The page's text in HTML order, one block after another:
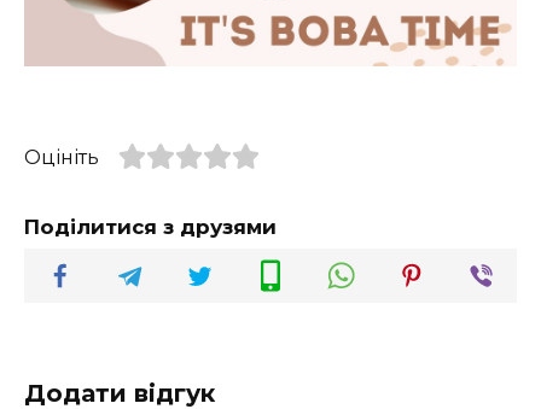
Оцініть
Поділитися з друзями
Додати відгук